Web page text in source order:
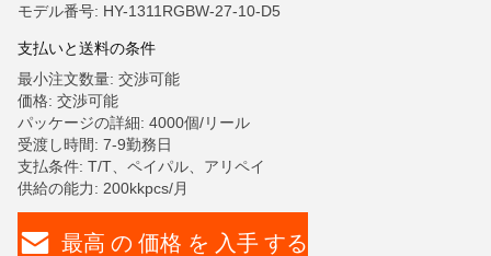
モデル番号: HY-1311RGBW-27-10-D5
支払いと送料の条件
最小注文数量: 交渉可能
価格: 交渉可能
パッケージの詳細: 4000個/リール
受渡し時間: 7-9勤務日
支払条件: T/T、ペイパル、アリペイ
供給の能力: 200kkpcs/月
最高 の 価格 を 入手 する